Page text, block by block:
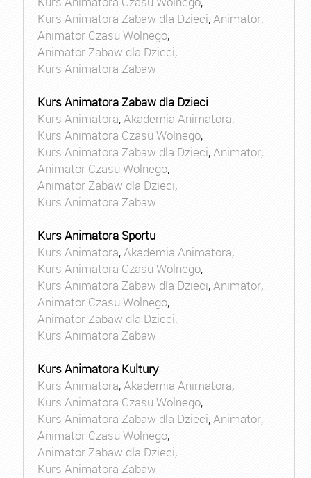
Kurs Animatora Zabaw dla Dzieci,Animator,
Animator Czasu Wolnego,
Animator Zabaw dla Dzieci,
Kurs Animatora Zabaw
Kurs Animatora Zabaw dla Dzieci
Kurs Animatora,Akademia Animatora,
Kurs Animatora Czasu Wolnego,
Kurs Animatora Zabaw dla Dzieci,Animator,
Animator Czasu Wolnego,
Animator Zabaw dla Dzieci,
Kurs Animatora Zabaw
Kurs Animatora Sportu
Kurs Animatora,Akademia Animatora,
Kurs Animatora Czasu Wolnego,
Kurs Animatora Zabaw dla Dzieci,Animator,
Animator Czasu Wolnego,
Animator Zabaw dla Dzieci,
Kurs Animatora Zabaw
Kurs Animatora Kultury
Kurs Animatora,Akademia Animatora,
Kurs Animatora Czasu Wolnego,
Kurs Animatora Zabaw dla Dzieci,Animator,
Animator Czasu Wolnego,
Animator Zabaw dla Dzieci,
Kurs Animatora Zabaw